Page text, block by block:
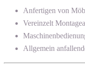
Anfertigen von
Vereinzelt
Allgemein